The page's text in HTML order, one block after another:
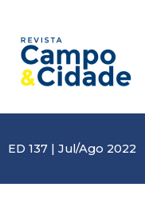
conteúdo
ED 137 | Jul/Ago 2022